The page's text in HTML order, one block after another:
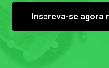
Inscreva-se agora